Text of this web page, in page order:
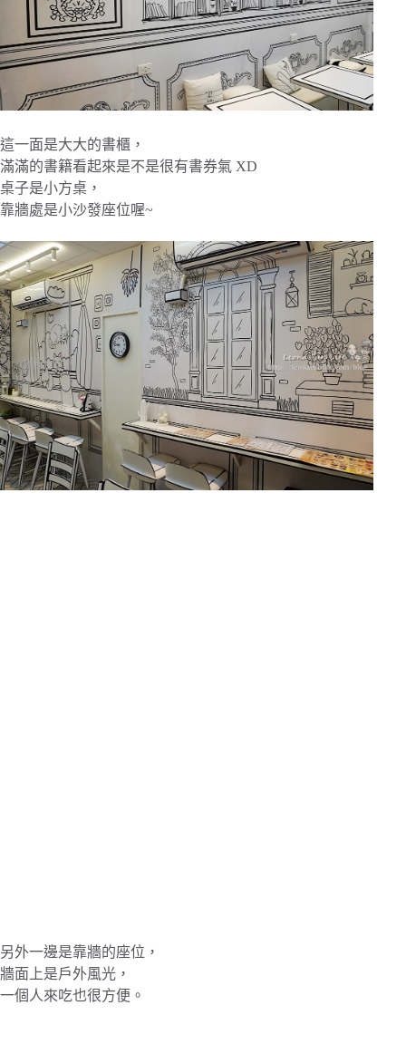
這一面是大大的書櫃，
滿滿的書籍看起來是不是很有書券氣 XD
桌子是小方桌，
靠牆處是小沙發座位喔~
另外一邊是靠牆的座位，
牆面上是戶外風光，
一個人來吃也很方便。